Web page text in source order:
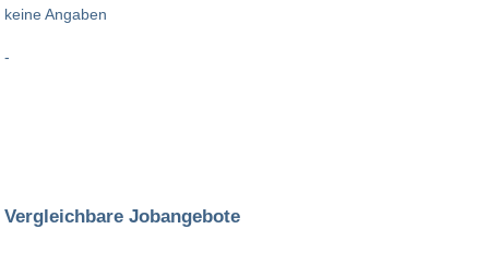
keine Angaben
-
Vergleichbare Jobangebote